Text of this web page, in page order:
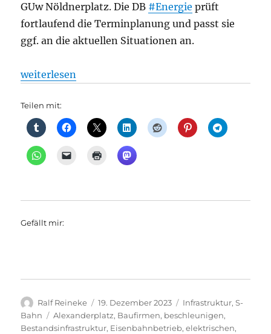
GUw Nöldnerplatz. Die DB #Energie prüft
fortlaufend die Terminplanung und passt sie
ggf. an die aktuellen Situationen an.
„S-Bahn: Verlängerung der S75 zum Westkreuz
weiterlesen
Teilen mit:
Gefällt mir:
Autor
Ralf Reineke
Veröffentlicht
am
19. Dezember 2023 Kategorien
Infrastruktur,S-
Bahn
Schlagwörter
Alexanderplatz, Baufirmen, beschleunigen,
Bestandsinfrastruktur, Eisenbahnbetrieb,elektrischen,